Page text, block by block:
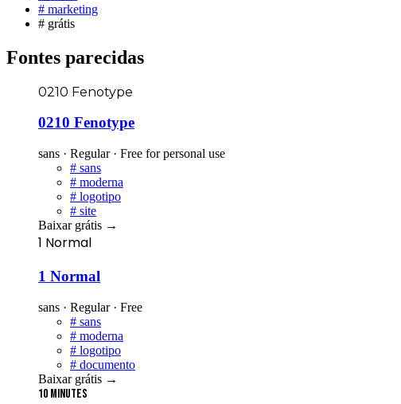
# marketing
# grátis
Fontes parecidas
0210 Fenotype
0210 Fenotype
sans · Regular · Free for personal use
# sans
# moderna
# logotipo
# site
Baixar grátis →
1 Normal
1 Normal
sans · Regular · Free
# sans
# moderna
# logotipo
# documento
Baixar grátis →
10 Minutes